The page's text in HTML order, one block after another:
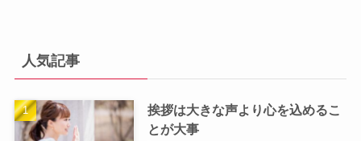
人気記事
挨拶は大きな声より心を込めるこ
とが大事